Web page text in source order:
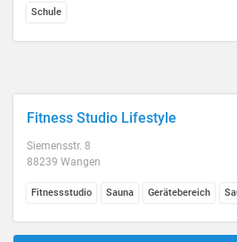
Schule
Fitness Studio Lifestyle
Siemensstr. 8
88239 Wangen
Fitnessstudio Sauna Gerätebereich